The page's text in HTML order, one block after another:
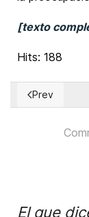
[texto
Hits: 188
Previous
Prev
El que